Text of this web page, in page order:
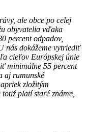
ale obce po celej
obyvatelia vďaka
percent odpadov,
nás dokážeme vytriediť
cieľov Európskej únie
minimálne 55 percent
aj rumunské
zložitým
platí staré známe,